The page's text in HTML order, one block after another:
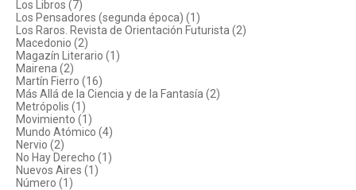
Los Libros (7)
Los Pensadores (segunda época) (1)
Los Raros. Revista de Orientación Futurista (2)
Macedonio (2)
Magazín Literario (1)
Mairena (2)
Martín Fierro (16)
Más Allá de la Ciencia y de la Fantasía (2)
Metrópolis (1)
Movimiento (1)
Mundo Atómico (4)
Nervio (2)
No Hay Derecho (1)
Nuevos Aires (1)
Número (1)